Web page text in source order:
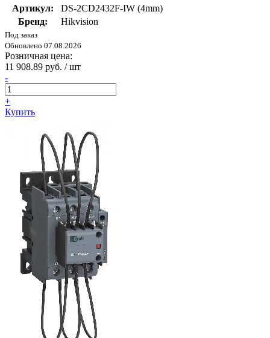
Артикул:
DS-2CD2432F-IW (4mm)
Бренд:
Hikvision
Под заказ
Обновлено 07.08.2026
Розничная цена:
11 908.89 руб. / шт
-
+
Купить